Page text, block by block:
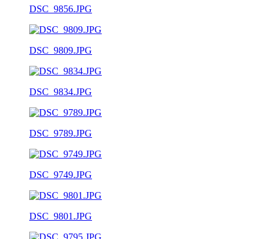
DSC_9856.JPG
DSC_9809.JPG
DSC_9834.JPG
DSC_9789.JPG
DSC_9749.JPG
DSC_9801.JPG